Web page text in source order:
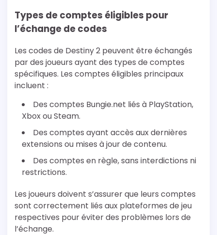
Types de comptes éligibles pour
l’échange de codes
Les codes de Destiny 2 peuvent être échangés
par des joueurs ayant des types de comptes
spécifiques. Les comptes éligibles principaux
incluent :
Des comptes Bungie.net liés à PlayStation,
Xbox ou Steam.
Des comptes ayant accès aux dernières
extensions ou mises à jour de contenu.
Des comptes en règle, sans interdictions ni
restrictions.
Les joueurs doivent s’assurer que leurs comptes
sont correctement liés aux plateformes de jeu
respectives pour éviter des problèmes lors de
l’échange.